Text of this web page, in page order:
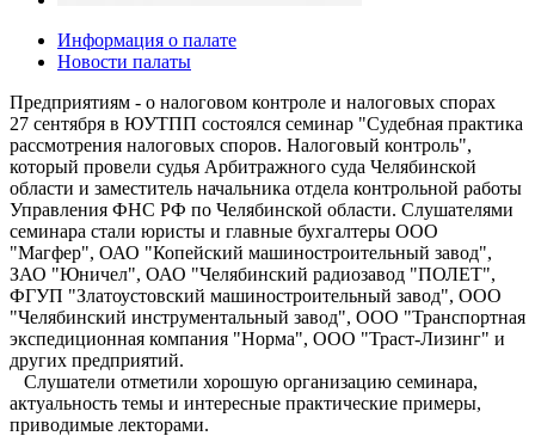
Информация о палате
Новости палаты
Предприятиям - о налоговом контроле и налоговых спорах
27 сентября в ЮУТПП состоялся семинар "Судебная практика
рассмотрения налоговых споров. Налоговый контроль",
который провели судья Арбитражного суда Челябинской
области и заместитель начальника отдела контрольной работы
Управления ФНС РФ по Челябинской области. Слушателями
семинара стали юристы и главные бухгалтеры ООО
"Магфер", ОАО "Копейский машиностроительный завод",
ЗАО "Юничел", ОАО "Челябинский радиозавод "ПОЛЕТ",
ФГУП "Златоустовский машиностроительный завод", ООО
"Челябинский инструментальный завод", ООО "Транспортная
экспедиционная компания "Норма", ООО "Траст-Лизинг" и
других предприятий.
Слушатели отметили хорошую организацию семинара,
актуальность темы и интересные практические примеры,
приводимые лекторами.